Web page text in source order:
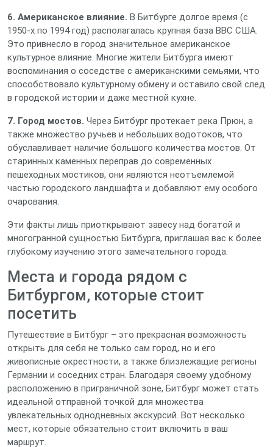
6. Американское влияние. В Битбурге долгое время (с
1950-х по 1994 год) располагалась крупная база ВВС США.
Это привнесло в город значительное американское
культурное влияние. Многие жители Битбурга имеют
воспоминания о соседстве с американскими семьями, что
способствовало культурному обмену и оставило свой след
в городской истории и даже местной кухне.
7. Город мостов. Через Битбург протекает река Прюн, а
также множество ручьев и небольших водотоков, что
обуславливает наличие большого количества мостов. От
старинных каменных переправ до современных
пешеходных мостиков, они являются неотъемлемой
частью городского ландшафта и добавляют ему особого
очарования.
Эти факты лишь приоткрывают завесу над богатой и
многогранной сущностью Битбурга, приглашая вас к более
глубокому изучению этого замечательного города.
Места и города рядом с
Битбургом, которые стоит
посетить
Путешествие в Битбург – это прекрасная возможность
открыть для себя не только сам город, но и его
живописные окрестности, а также близлежащие регионы
Германии и соседних стран. Благодаря своему удобному
расположению в приграничной зоне, Битбург может стать
идеальной отправной точкой для множества
увлекательных однодневных экскурсий. Вот несколько
мест, которые обязательно стоит включить в ваш
маршрут.